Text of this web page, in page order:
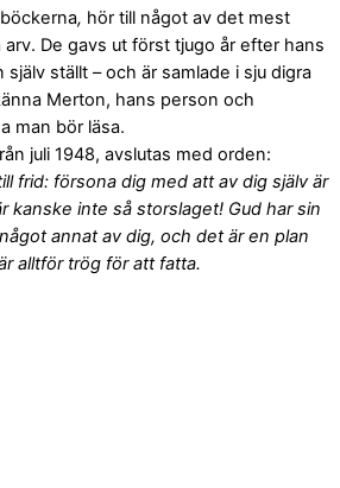
, hör till något av det mest
De gavs ut först tjugo år efter hans
ställt – och är samlade i sju digra
Merton, hans person och
man bör läsa.
juli 1948, avslutas med orden:
frid: försona dig med att av dig själv är
kanske inte så storslaget! Gud har sin
annat av dig, och det är en plan
alltför trög för att fatta.